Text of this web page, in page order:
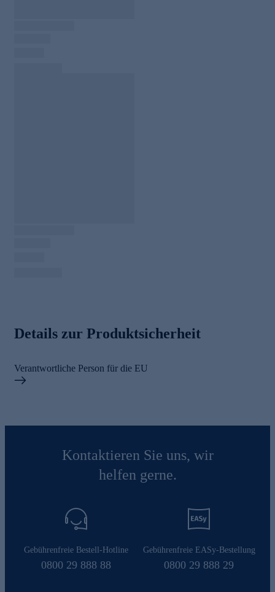
Details zur Produktsicherheit
Verantwortliche Person für die EU
Kontaktieren Sie uns, wir
helfen gerne.
Gebührenfreie Bestell-Hotline
0800 29 888 88
Gebührenfreie EASy-Bestellung
0800 29 888 29